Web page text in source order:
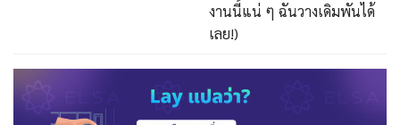
งานนี้แน่ ๆ ฉันวางเดิมพันได้
เลย!)